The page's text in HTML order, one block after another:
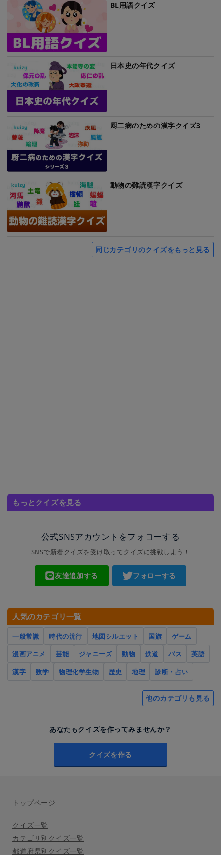
BL用語クイズ
日本史の年代クイズ
厨二病のための漢字クイズ3
動物の難読漢字クイズ
同じカテゴリのクイズをもっと見る
もっとクイズを見る
公式SNSアカウントをフォローする
SNSで新着クイズを受け取ってクイズに挑戦しよう！
友達追加する フォローする
人気のカテゴリ一覧
一般常識 時代の流行 地図シルエット 国旗
ゲーム
漫画アニメ
芸能 ジャニーズ 動物 鉄道 バス
英語
漢字
数学 物理化学生物 歴史 地理 診断・占い
他のカテゴリも見る
あなたもクイズを作ってみませんか？
クイズを作る
トップページ
クイズ一覧
カテゴリ別クイズ一覧
都道府県別クイズ一覧